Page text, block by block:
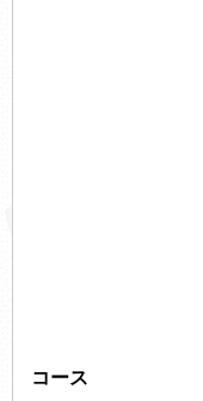
コース